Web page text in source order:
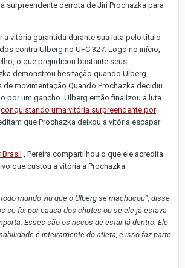
surpreendente derrota de Jiri Prochazka para
a vitória garantida durante sua luta pelo título
contra Ulberg no UFC 327. Logo no início,
o que prejudicou bastante seus
demonstrou hesitação quando Ulberg
movimentação.Quando Prochazka decidiu
por um gancho. Ulberg então finalizou a luta
conquistando uma vitória surpreendente por
que Prochazka deixou a vitória escapar
Brasil , Pereira compartilhou o que ele acredita
que custou a vitória a Prochazka
mundo viu que o Ulberg se machucou”, disse
se foi por causa dos chutes ou se ele já estava
Esses são os riscos de estar lá dentro. Ele
é inteiramente do atleta, e isso faz parte